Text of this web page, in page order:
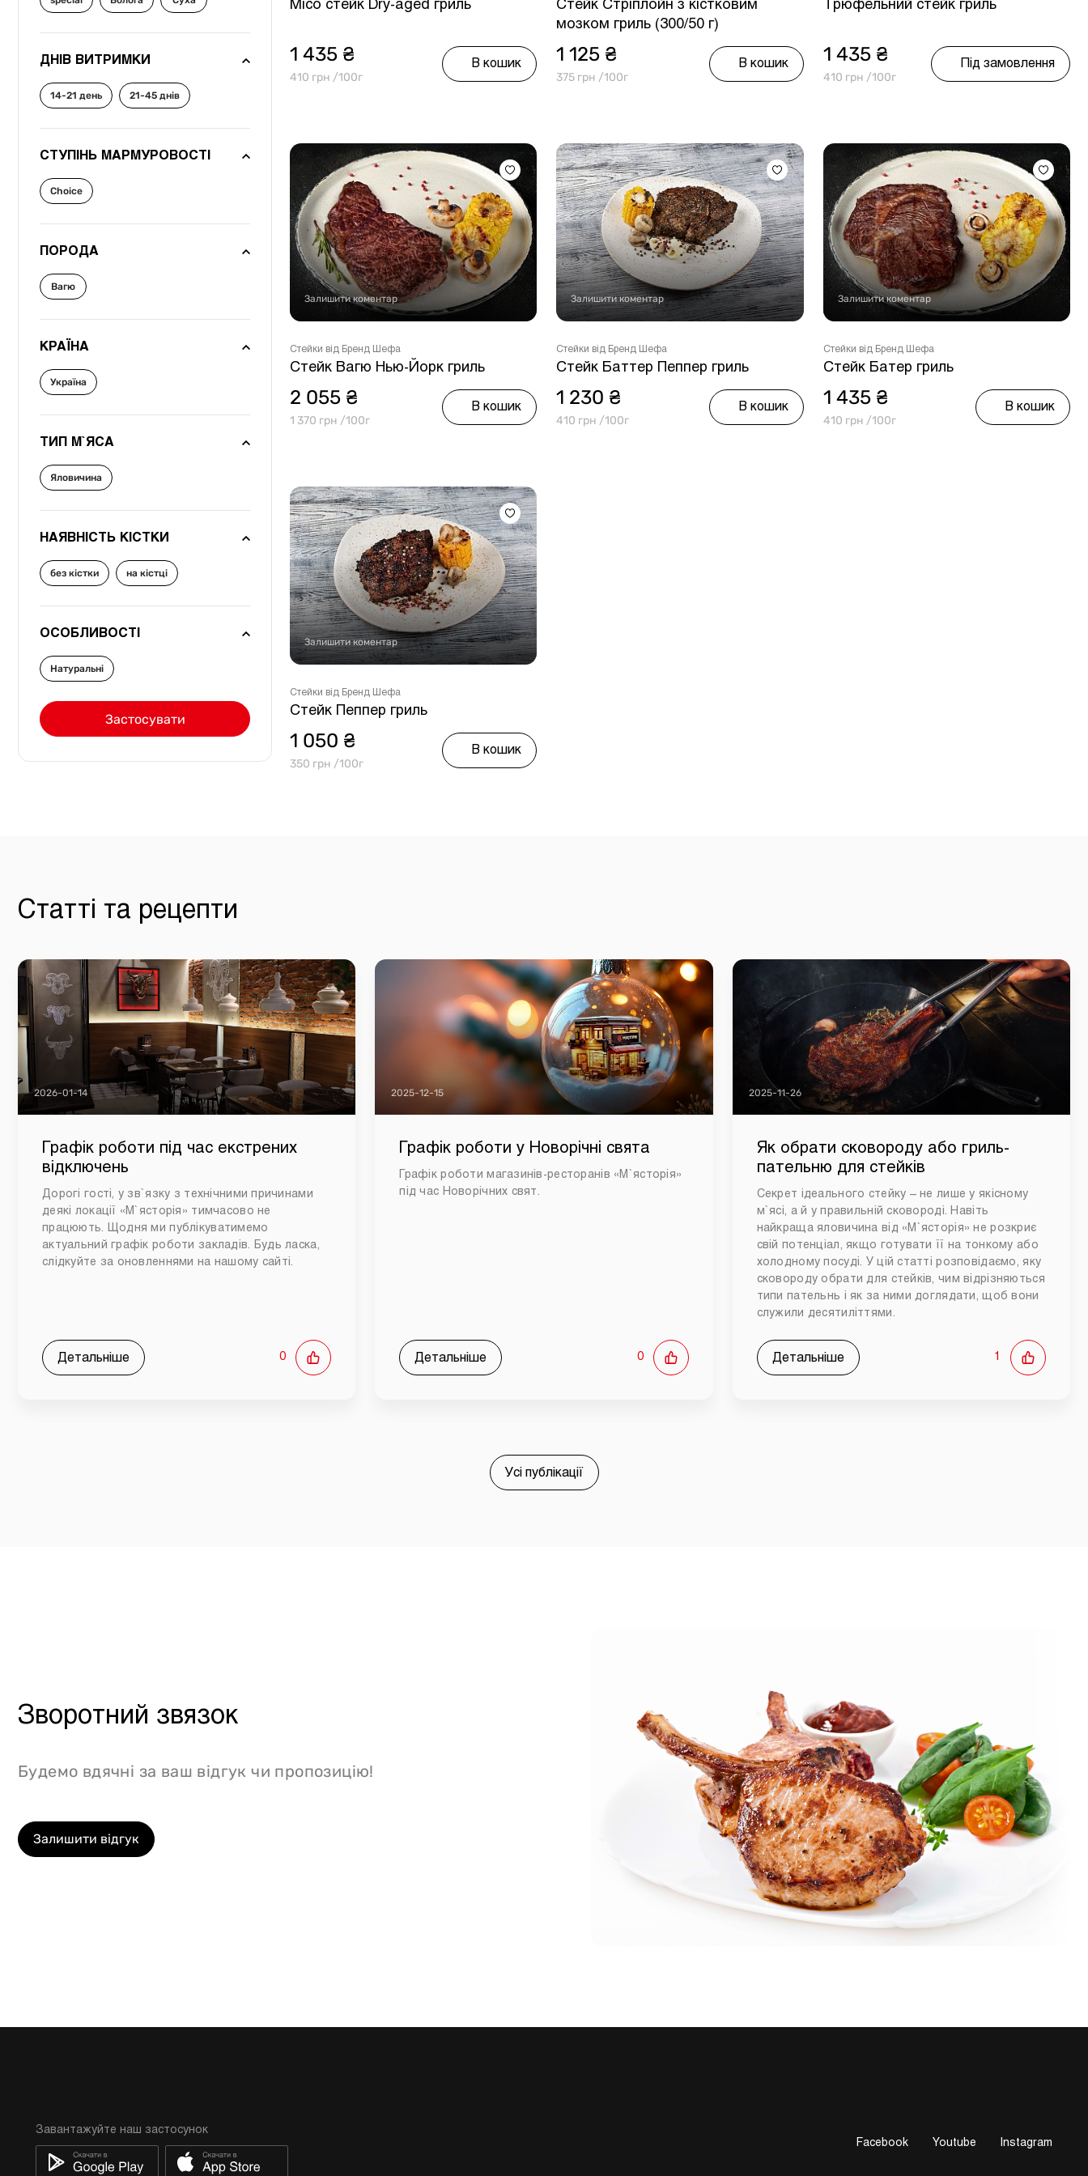
Інше
ДНІВ ВИТРИМКИ
14-21 день 21-45 днів
СТУПІНЬ МАРМУРОВОСТІ
Choice
ПОРОДА
Вагю
КРАЇНА
Україна
ТИП М`ЯСА
Яловичина
НАЯВНІСТЬ КІСТКИ
без кістки на кістці
ОСОБЛИВОСТІ
Натуральні
Застосувати
Місо стейк Dry-aged гриль
1 435 ₴
410 грн /100г
В кошик
Стейк Стріплойн з кістковим
мозком гриль (300/50 г)
1 125 ₴
375 грн /100г
В кошик
Трюфельний стейк гриль
1 435 ₴
410 грн /100г
Під замовлення
Залишити коментар
Стейки від Бренд Шефа
Стейк Вагю Нью-Йорк гриль
2 055 ₴
1 370 грн /100г
В кошик
Залишити коментар
Стейки від Бренд Шефа
Стейк Баттер Пеппер гриль
1 230 ₴
410 грн /100г
В кошик
Залишити коментар
Стейки від Бренд Шефа
Стейк Батер гриль
1 435 ₴
410 грн /100г
В кошик
Залишити коментар
Стейки від Бренд Шефа
Стейк Пеппер гриль
1 050 ₴
350 грн /100г
В кошик
Статті та рецепти
2026-01-14
Графік роботи під час екстрених
відключень
Дорогі гості, у зв`язку з технічними причинами
деякі локації «М`ясторія» тимчасово не
працюють. Щодня ми публікуватимемо
актуальний графік роботи закладів. Будь ласка,
слідкуйте за оновленнями на нашому сайті.
Детальніше 0
2025-12-15
Графік роботи у Новорічні свята
Графік роботи магазинів-ресторанів «М`ясторія»
під час Новорічних свят.
Детальніше 0
2025-11-26
Як обрати сковороду або гриль-
пательню для стейків
Секрет ідеального стейку – не лише у якісному
м`ясі, а й у правильній сковороді. Навіть
найкраща яловичина від «М`ясторія» не розкриє
свій потенціал, якщо готувати її на тонкому або
холодному посуді. У цій статті розповідаємо, яку
сковороду обрати для стейків, чим відрізняються
типи пательнь і як за ними доглядати, щоб вони
служили десятиліттями.
Детальніше 1
Усі публікації
Зворотний звязок
Будемо вдячні за ваш відгук чи пропозицію!
Залишити відгук
Завантажуйте наш застосунок
Facebook
Youtube Instagram